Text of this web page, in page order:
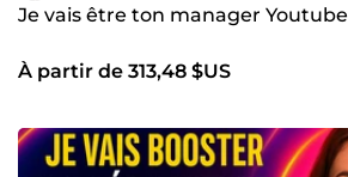
Je vais être ton manager Youtube
À partir de 313,48 $US